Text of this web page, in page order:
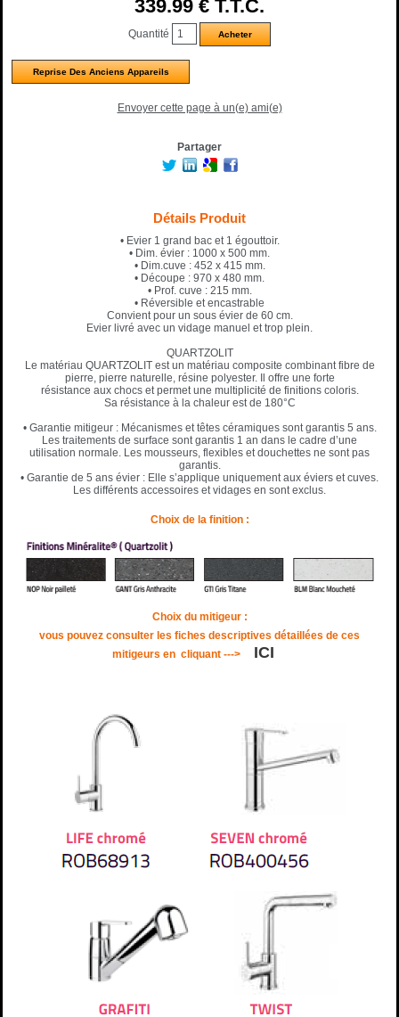
339.99 € T.T.C.
Quantité
Reprise Des Anciens Appareils
Envoyer cette page à un(e) ami(e)
Partager
Détails Produit
• Evier 1 grand bac et 1 égouttoir.
• Dim. évier : 1000 x 500 mm.
• Dim.cuve : 452 x 415 mm.
• Découpe : 970 x 480 mm.
• Prof. cuve : 215 mm.
• Réversible et encastrable
Convient pour un sous évier de 60 cm.
Evier livré avec un vidage manuel et trop plein.
QUARTZOLIT
Le matériau QUARTZOLIT est un matériau composite combinant fibre de
pierre, pierre naturelle, résine polyester. Il offre une forte
résistance aux chocs et permet une multiplicité de finitions coloris.
Sa résistance à la chaleur est de 180°C
• Garantie mitigeur : Mécanismes et têtes céramiques sont garantis 5 ans.
Les traitements de surface sont garantis 1 an dans le cadre d’une
utilisation normale. Les mousseurs, flexibles et douchettes ne sont pas
garantis.
• Garantie de 5 ans évier : Elle s’applique uniquement aux éviers et cuves.
Les différents accessoires et vidages en sont exclus.
Choix de la finition :
Choix du mitigeur :
vous pouvez consulter les fiches descriptives détaillées de ces
mitigeurs en cliquant ---> ICI